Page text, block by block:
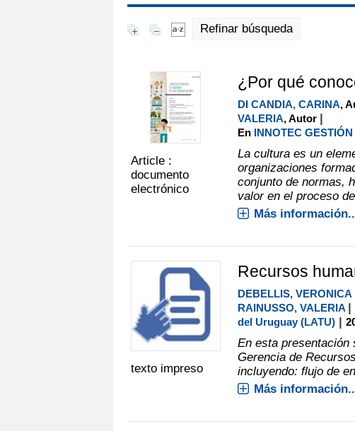
Refinar búsqueda
Article :
documento
electrónico
¿Por qué
DI CANDIA, CARINA,
VALERIA, Autor |
En INNOTEC
La cultura es un
organizaciones
conjunto de normas,
valor en el proceso
Más
texto impreso
Recursos
DEBELLIS, VERONICA
RAINUSSO, VALERIA |
del Uruguay (LATU)|
En esta presentación
Gerencia de
incluyendo: flujo de
Más